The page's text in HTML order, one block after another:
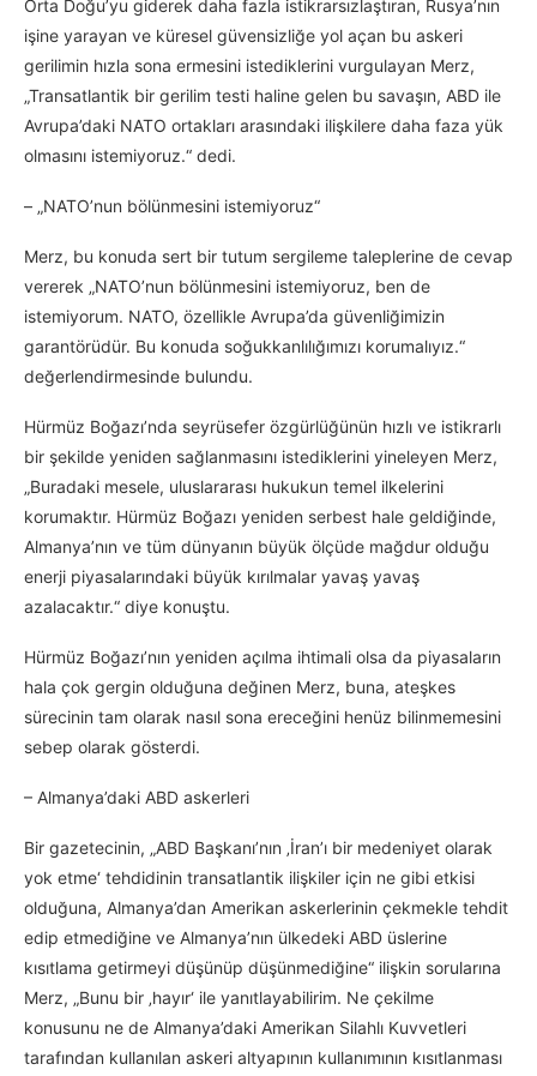
Orta Doğu’yu giderek daha fazla istikrarsızlaştıran, Rusya’nın
işine yarayan ve küresel güvensizliğe yol açan bu askeri
gerilimin hızla sona ermesini istediklerini vurgulayan Merz,
„Transatlantik bir gerilim testi haline gelen bu savaşın, ABD ile
Avrupa’daki NATO ortakları arasındaki ilişkilere daha faza yük
olmasını istemiyoruz.“ dedi.
– „NATO’nun bölünmesini istemiyoruz“
Merz, bu konuda sert bir tutum sergileme taleplerine de cevap
vererek „NATO’nun bölünmesini istemiyoruz, ben de
istemiyorum. NATO, özellikle Avrupa’da güvenliğimizin
garantörüdür. Bu konuda soğukkanlılığımızı korumalıyız.“
değerlendirmesinde bulundu.
Hürmüz Boğazı’nda seyrüsefer özgürlüğünün hızlı ve istikrarlı
bir şekilde yeniden sağlanmasını istediklerini yineleyen Merz,
„Buradaki mesele, uluslararası hukukun temel ilkelerini
korumaktır. Hürmüz Boğazı yeniden serbest hale geldiğinde,
Almanya’nın ve tüm dünyanın büyük ölçüde mağdur olduğu
enerji piyasalarındaki büyük kırılmalar yavaş yavaş
azalacaktır.“ diye konuştu.
Hürmüz Boğazı’nın yeniden açılma ihtimali olsa da piyasaların
hala çok gergin olduğuna değinen Merz, buna, ateşkes
sürecinin tam olarak nasıl sona ereceğini henüz bilinmemesini
sebep olarak gösterdi.
– Almanya’daki ABD askerleri
Bir gazetecinin, „ABD Başkanı’nın ‚İran’ı bir medeniyet olarak
yok etme‘ tehdidinin transatlantik ilişkiler için ne gibi etkisi
olduğuna, Almanya’dan Amerikan askerlerinin çekmekle tehdit
edip etmediğine ve Almanya’nın ülkedeki ABD üslerine
kısıtlama getirmeyi düşünüp düşünmediğine“ ilişkin sorularına
Merz, „Bunu bir ‚hayır‘ ile yanıtlayabilirim. Ne çekilme
konusunu ne de Almanya’daki Amerikan Silahlı Kuvvetleri
tarafından kullanılan askeri altyapının kullanımının kısıtlanması